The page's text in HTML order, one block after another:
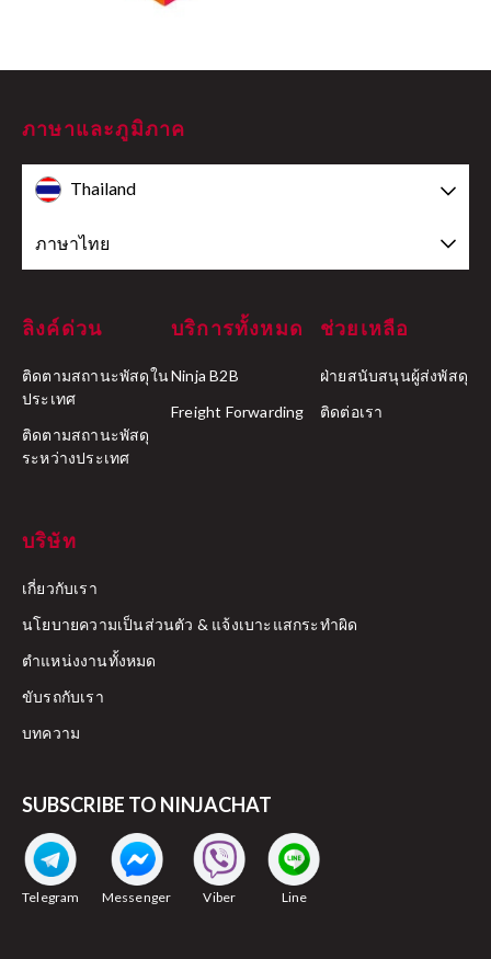
ภาษาและภูมิภาค
Thailand
ภาษาไทย
ลิงค์ด่วน
ติดตามสถานะพัสดุใน
ประเทศ
ติดตามสถานะพัสดุ
ระหว่างประเทศ
บริการทั้งหมด
Ninja B2B
Freight Forwarding
ช่วยเหลือ
ฝ่ายสนับสนุนผู้ส่งพัสดุ
ติดต่อเรา
บริษัท
เกี่ยวกับเรา
นโยบายความเป็นส่วนตัว & แจ้งเบาะแสกระทำผิด
ตำแหน่งงานทั้งหมด
ขับรถกับเรา
บทความ
SUBSCRIBE TO NINJACHAT
Telegram Messenger Viber Line